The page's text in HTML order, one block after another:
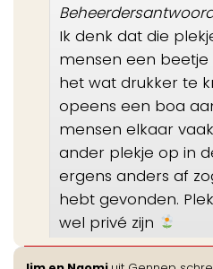
Ik denk dat die
mensen een
het wat drukker te
opeens een boa
mensen elkaar
ander plekje op in
ergens anders af
hebt gevonden.
wel privé zijn